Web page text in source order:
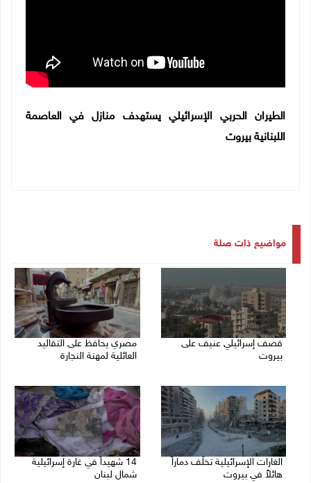
الطيران الحربي الإسرائيلي يستهدف منازل في العاصمة
اللبنانية بيروت
مواضيع ذات صلة
قصف إسرائيلي عنيف على
بيروت
مصري يحافظ على التقاليد
العائلية لمهنة النجارة
الغارات الإسرائيلية تخلّف دماراً
هائلاً في بيروت
14 شهيداً في غارة إسرائيلية
شمال لبنان